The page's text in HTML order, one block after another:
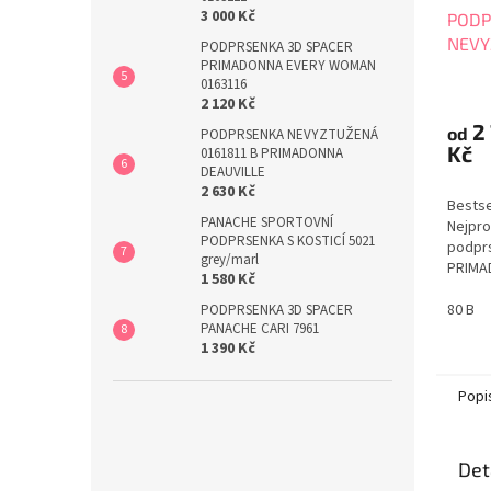
3 000 Kč
PODPRSENKA 3D SPACER
PRIMADONNA EVERY WOMAN
0163116
2 120 Kč
PODPRSENKA NEVYZTUŽENÁ
0161811 B PRIMADONNA
DEAUVILLE
2 630 Kč
PANACHE SPORTOVNÍ
PODPRSENKA S KOSTICÍ 5021
grey/marl
1 580 Kč
PODPRSENKA 3D SPACER
PANACHE CARI 7961
1 390 Kč
je
5
od 2
Kč
80 B